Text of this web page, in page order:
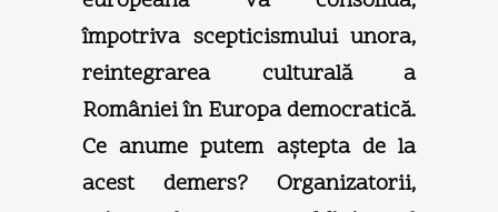
împotriva scepticismului unora,
reintegrarea culturală a
României în Europa democratică.
Ce anume putem aştepta de la
acest demers? Organizatorii,